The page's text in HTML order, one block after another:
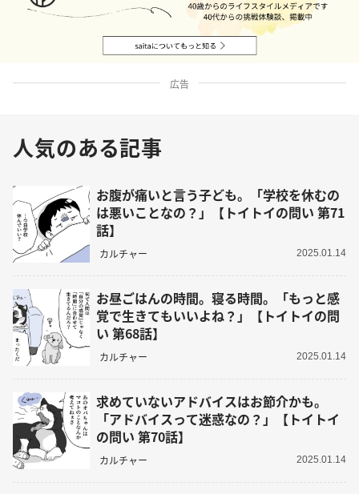
広告
人気のある記事
お腹が痛いと言う子ども。「学校を休むの
は悪いことなの？」【トイトイの問い 第71
話】
カルチャー 2025.01.14
お昼ごはんの時間。寝る時間。「もっと感
覚で生きてもいいよね？」【トイトイの問
い 第68話】
カルチャー 2025.01.14
求めていないアドバイスはお節介かも。
「アドバイスって迷惑なの？」【トイトイ
の問い 第70話】
カルチャー 2025.01.14